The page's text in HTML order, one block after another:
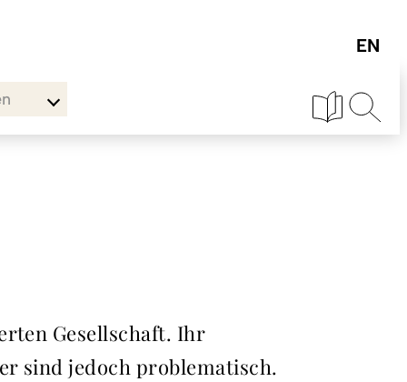
Gesellschaft. Ihr
sind jedoch problematisch.